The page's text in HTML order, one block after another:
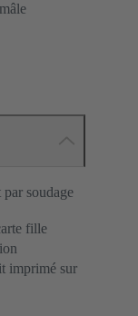
par soudage
fille
imprimé sur